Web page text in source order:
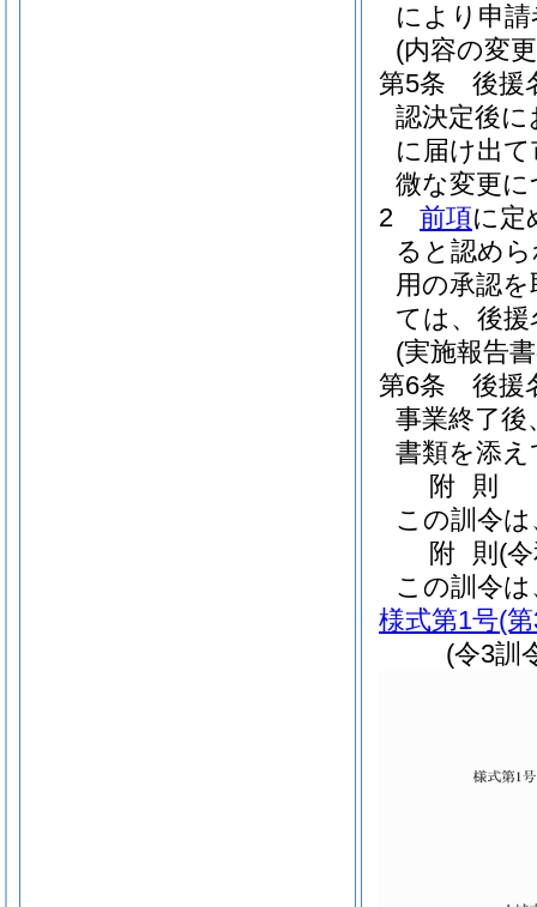
により申
(内容の変
第5条
後援
認決定後
に届け出
微な変更
2
前項に定
ると認め
用の承認
ては、後
(実施報告
第6条
後援
事業終了後
書類を添
附 則
この訓令
附 則 (
この訓令
様式第1号(
(令3訓